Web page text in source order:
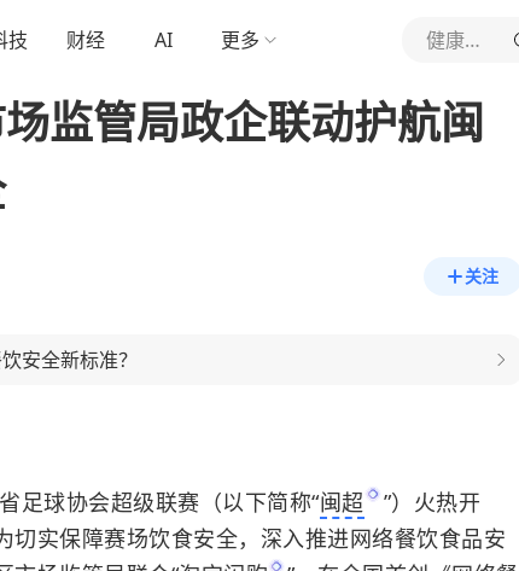
技 财经 AI 更多 健康资讯天天看
监管局政企联动护航闽
关注
安全新标准？
足球协会超级联赛（以下简称“闽超
”）火热开
切实保障赛场饮食安全，深入推进网络餐饮食品安